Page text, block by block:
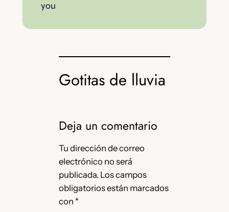
you
Gotitas de lluvia
Deja un comentario
Tu dirección de correo
electrónico no será
publicada. Los campos
obligatorios están marcados
con *